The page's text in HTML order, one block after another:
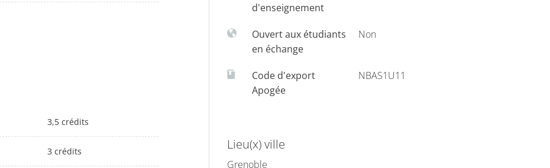
3,5 crédits
3 crédits
d'enseignement
Ouvert aux étudiants
en échange
Non
Code d'export
Apogée
NBAS1U11
Lieu(x) ville
Grenoble